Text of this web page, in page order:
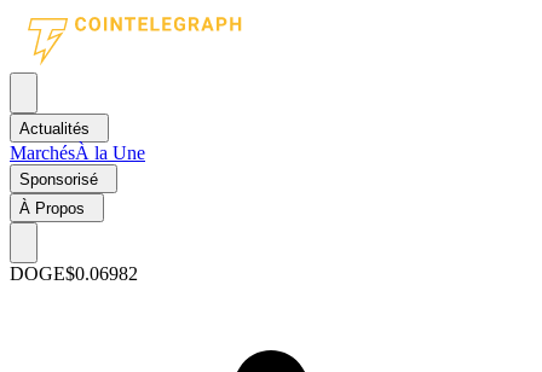
Actualités
MarchésÀ la Une
Sponsorisé
À Propos
DOGE$0.06982